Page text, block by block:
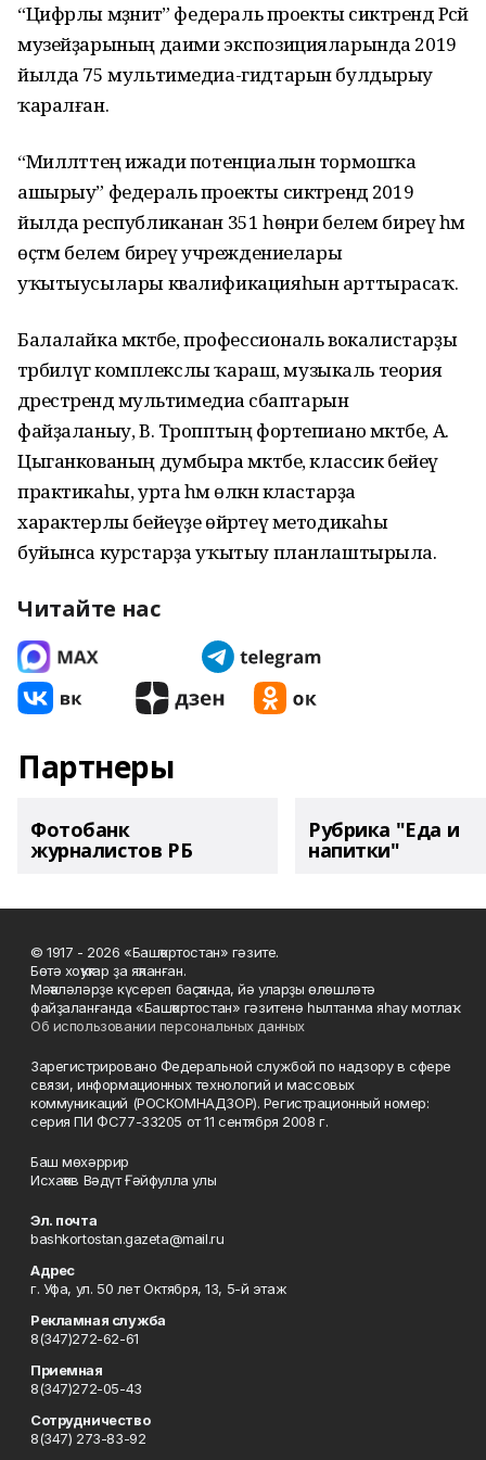
“Цифрлы мәҙәниәт” федераль проекты сиктәрендә Рәсәй
музейҙарының даими экспозицияларында 2019
йылда 75 мультимедиа-гидтарын булдырыу
ҡаралған.
“Милләттең ижади потенциалын тормошҡа
ашырыу” федераль проекты сиктәрендә 2019
йылда республиканан 351 һөнәри белем биреү һәм
өҫтәмә белем биреү учреждениелары
уҡытыусылары квалификацияһын арттырасаҡ.
Балалайка мәктәбе, профессиональ вокалистарҙы
тәрбиәләүгә комплекслы ҡараш, музыкаль теория
дәрестәрендә мультимедиа әсбаптарын
файҙаланыу, В. Тропптың фортепиано мәктәбе, А.
Цыганкованың думбыра мәктәбе, классик бейеү
практикаһы, урта һәм өлкән кластарҙа
характерлы бейеүҙе өйрәтеү методикаһы
буйынса курстарҙа уҡытыу планлаштырыла.
Читайте нас
Партнеры
Фотобанк
журналистов РБ
Рубрика "Еда и
напитки"
© 1917 - 2026 «Башҡортостан» гәзите.
Бөтә хоҡуҡтар ҙа яҡланған.
Мәҡәләләрҙе күсереп баҫҡанда, йә уларҙы өлөшләтә
файҙаланғанда «Башҡортостан» гәзитенә һылтанма яһау мотлаҡ.
Об использовании персональных данных
Зарегистрировано Федеральной службой по надзору в сфере
связи, информационных технологий и массовых
коммуникаций (РОСКОМНАДЗОР). Регистрационный номер:
серия ПИ ФС77-33205 от 11 сентября 2008 г.
Баш мөхәррир
Исхаҡов Вәдүт Ғәйфулла улы
Эл. почта
bashkortostan.gazeta@mail.ru
Адрес
г. Уфа, ул. 50 лет Октября, 13, 5-й этаж
Рекламная служба
8(347)272-62-61
Приемная
8(347)272-05-43
Сотрудничество
8(347) 273-83-92